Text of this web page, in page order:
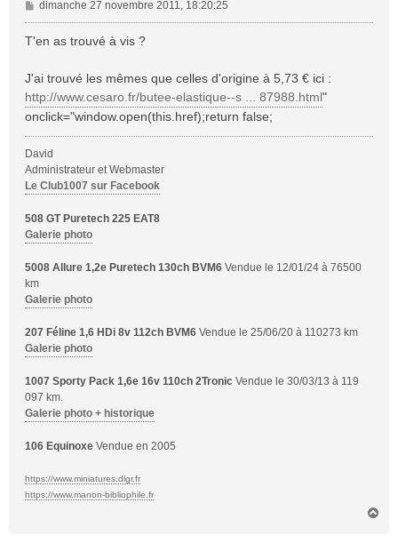
M
e
s
g
e
dimanche 27 novembre 2011, 18:20:25
T'en as trouvé à vis ?
J'ai trouvé les mêmes que celles d'origine à 5,73 € ici :
http://www.cesaro.fr/butee-elastique--s ... 87988.html"
onclick="window.open(this.href);return false;
David
Administrateur et Webmaster
Le Club1007 sur Facebook
508 GT Puretech 225 EAT8
Galerie photo
5008 Allure 1,2e Puretech 130ch BVM6 Vendue le 12/01/24 à 76500
km
Galerie photo
207 Féline 1,6 HDi 8v 112ch BVM6 Vendue le 25/06/20 à 110273 km
Galerie photo
1007 Sporty Pack 1,6e 16v 110ch 2Tronic Vendue le 30/03/13 à 119
097 km.
Galerie photo + historique
106 Equinoxe Vendue en 2005
https://www.miniatures.dlgr.fr
https://www.manon-bibliophile.fr